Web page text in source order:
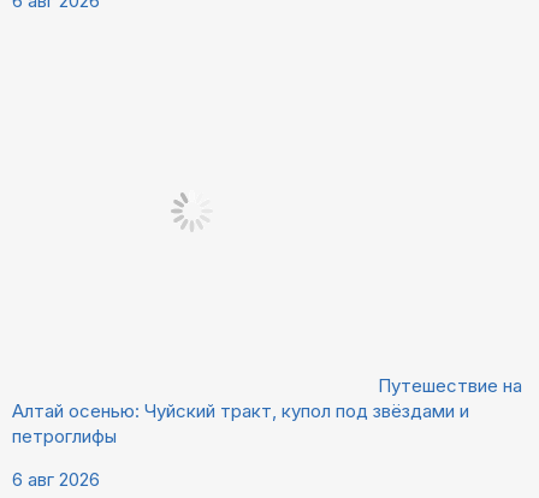
Путешествие на
Алтай осенью: Чуйский тракт, купол под звёздами и
петроглифы
6 авг 2026